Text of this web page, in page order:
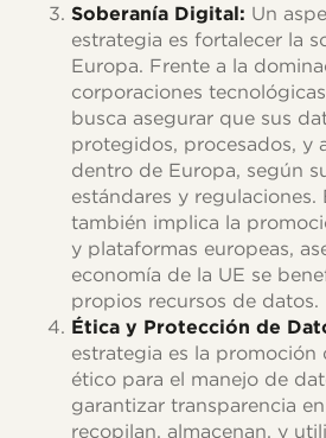
Soberanía Digital: Un
estrategia es fortalecer la
Europa. Frente a la
corporaciones
busca asegurar que sus
protegidos, procesados, y
dentro de Europa, según
estándares y regulaciones.
también implica la
y plataformas europeas,
economía de la UE se
propios recursos de datos.
Ética y Protección de
estrategia es la promoción
ético para el manejo de
garantizar transparencia
recopilan, almacenan, y